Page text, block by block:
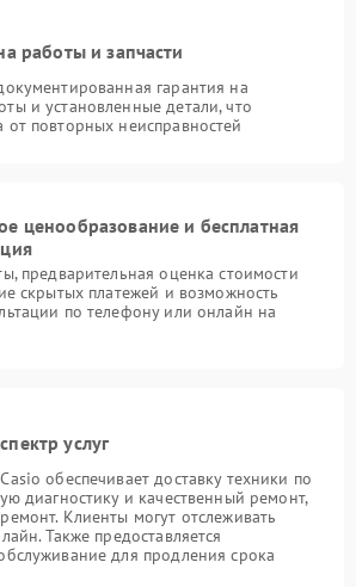
работы и запчасти
гарантия на
и установленные детали, что
повторных неисправностей
ценообразование и бесплатная
предварительная оценка стоимости
скрытых платежей и возможность
по телефону или онлайн на
услуг
обеспечивает доставку техники по
диагностику и качественный ремонт,
Клиенты могут отслеживать
Также предоставляется
для продления срока